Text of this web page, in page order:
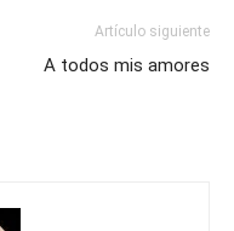
Artículo siguiente
A todos mis amores